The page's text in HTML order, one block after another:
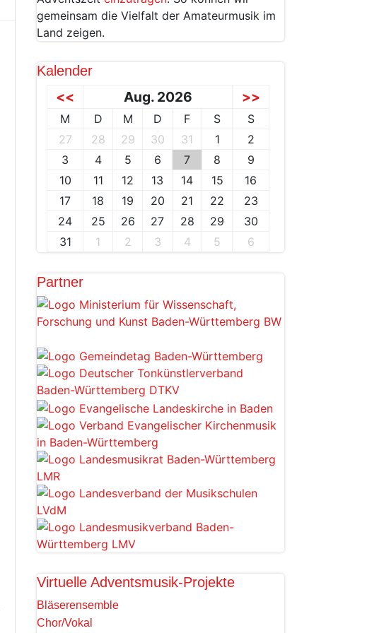
gemeinsam die Vielfalt der Amateurmusik im
Land zeigen.
Kalender
<< Aug. 2026 >>
M D M D F S
S
27
28 29 30 31 1
2
3
4 5 6 7 8
9
10
11 12 13 14 15
16
17
18 19 20 21 22
23
24
25 26 27 28 29
30
31
1 2 3 4 5 6
Partner
Virtuelle Adventsmusik-Projekte
Bläserensemble
Chor/Vokal